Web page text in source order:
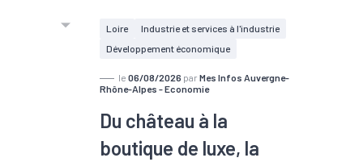
Loire
Industrie et services à l'industrie
Développement économique
le 06/08/2026 par Mes Infos Auvergne-
Rhône-Alpes - Economie
Du château à la
boutique de luxe, la